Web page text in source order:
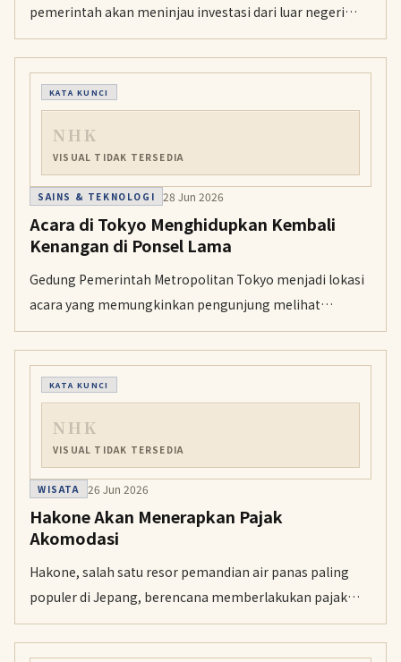
pemerintah akan meninjau investasi dari luar negeri
dengan lebih ketat. Ia menyerukan kerja sama yang
lebih erat antarkementerian dan lembaga untuk
meningkatkan kemampuan penyaringan.
KATA KUNCI
NHK
VISUAL TIDAK TERSEDIA
SAINS & TEKNOLOGI 28 Jun 2026
Acara di Tokyo Menghidupkan Kembali
Kenangan di Ponsel Lama
Gedung Pemerintah Metropolitan Tokyo menjadi lokasi
acara yang memungkinkan pengunjung melihat
kenangan pribadi yang tersimpan di ponsel lama yang
sudah tidak bisa diisi daya. Acara ini digelar bersamaan
dengan kampanye daur ulang perangkat yang
mengandung baterai lithium-ion.
KATA KUNCI
NHK
VISUAL TIDAK TERSEDIA
WISATA 26 Jun 2026
Hakone Akan Menerapkan Pajak
Akomodasi
Hakone, salah satu resor pemandian air panas paling
populer di Jepang, berencana memberlakukan pajak
akomodasi sebesar 350 yen per orang per malam.
Kebijakan ini ditargetkan berlaku paling cepat pada April